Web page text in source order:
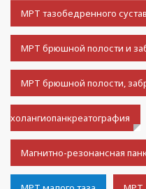
МРТ тазобедренного
МРТ брюшной полости и
МРТ брюшной полости,
холангиопанкреатография
Магнитно-резонансная